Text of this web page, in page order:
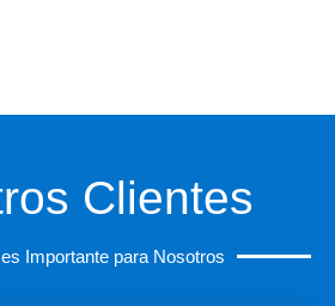
Clientes
Importante para Nosotros